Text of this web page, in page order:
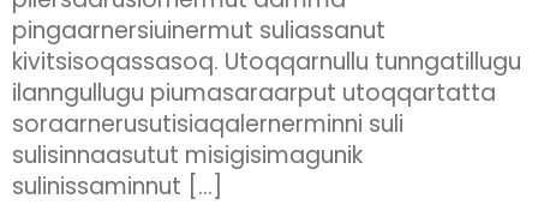
pingaarnersiuinermut suliassanut
kivitsisoqassasoq. Utoqqarnullu tunngatillugu
ilanngullugu piumasaraarput utoqqartatta
soraarnerusutisiaqalernerminni suli
sulisinnaasutut misigisimagunik
sulinissaminnut […]